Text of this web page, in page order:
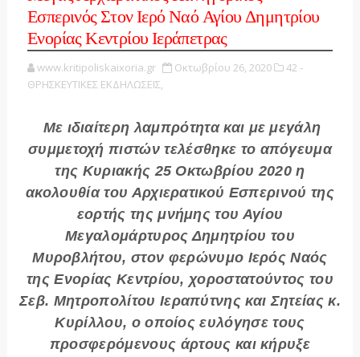
Εσπερινός Στον Ιερό Ναό Αγίου Δημητρίου
Ενορίας Κεντρίου Ιεράπετρας
www.kritipoliskaixoria.gr Οκτωβρίου 26, 2020
42 -
ΘΡΗΣΚΕΥΤΙΚΕΣ ΕΚΔΗΛΩΣΕΙΣ,
Με ιδιαίτερη λαμπρότητα και με μεγάλη
συμμετοχή πιστών τελέσθηκε το απόγευμα
της Κυριακής 25 Οκτωβρίου 2020 η
ακολουθία του Αρχιερατικού Εσπερινού της
εορτής της μνήμης του Αγίου
Μεγαλομάρτυρος Δημητρίου του
Μυροβλήτου, στον φερώνυμο Ιερός Ναός
της Ενορίας Κεντρίου, χοροστατούντος του
Σεβ. Μητροπολίτου Ιεραπύτνης και Σητείας κ.
Kυρίλλου, ο οποίος ευλόγησε τους
προσφερόμενους άρτους και κήρυξε